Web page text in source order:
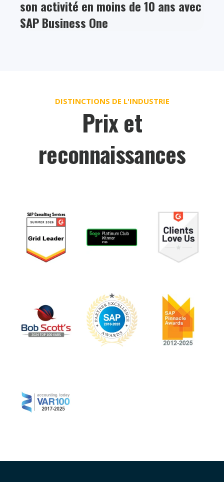
son activité en moins de 10 ans avec
SAP Business One
DISTINCTIONS DE L'INDUSTRIE
Prix et
reconnaissances